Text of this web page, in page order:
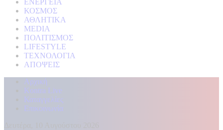
ΕΝΕΡΓΕΙΑ
ΚΟΣΜΟΣ
ΑΘΛΗΤΙΚΑ
MEDIA
ΠΟΛΙΤΙΣΜΟΣ
LIFESTYLE
ΤΕΧΝΟΛΟΓΙΑ
ΑΠΟΨΕΙΣ
Αρχική
Kontra Live
Καταγγελίες
Επικοινωνία